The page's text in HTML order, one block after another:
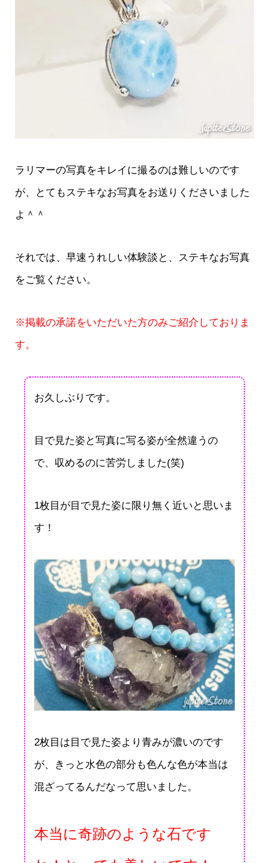
ラリマーの写真をキレイに撮るのは難しいのです
が、とてもステキなお写真をお送りくださいました
よ＾＾
それでは、早速うれしい体験談と、ステキなお写真
をご覧ください。
※掲載の承諾をいただいた方のみご紹介しておりま
す。
お久しぶりです。
目で見た姿と写真に写る姿が全然違うの
で、収めるのに苦労しました(笑)
1枚目が目で見た姿に限り無く近いと思いま
す！
2枚目は目で見た姿より青みが濃いのです
が、きっと水色の部分も色んな色が本当は
混ざってるんだなって思いました。
本当に奇跡のような石です